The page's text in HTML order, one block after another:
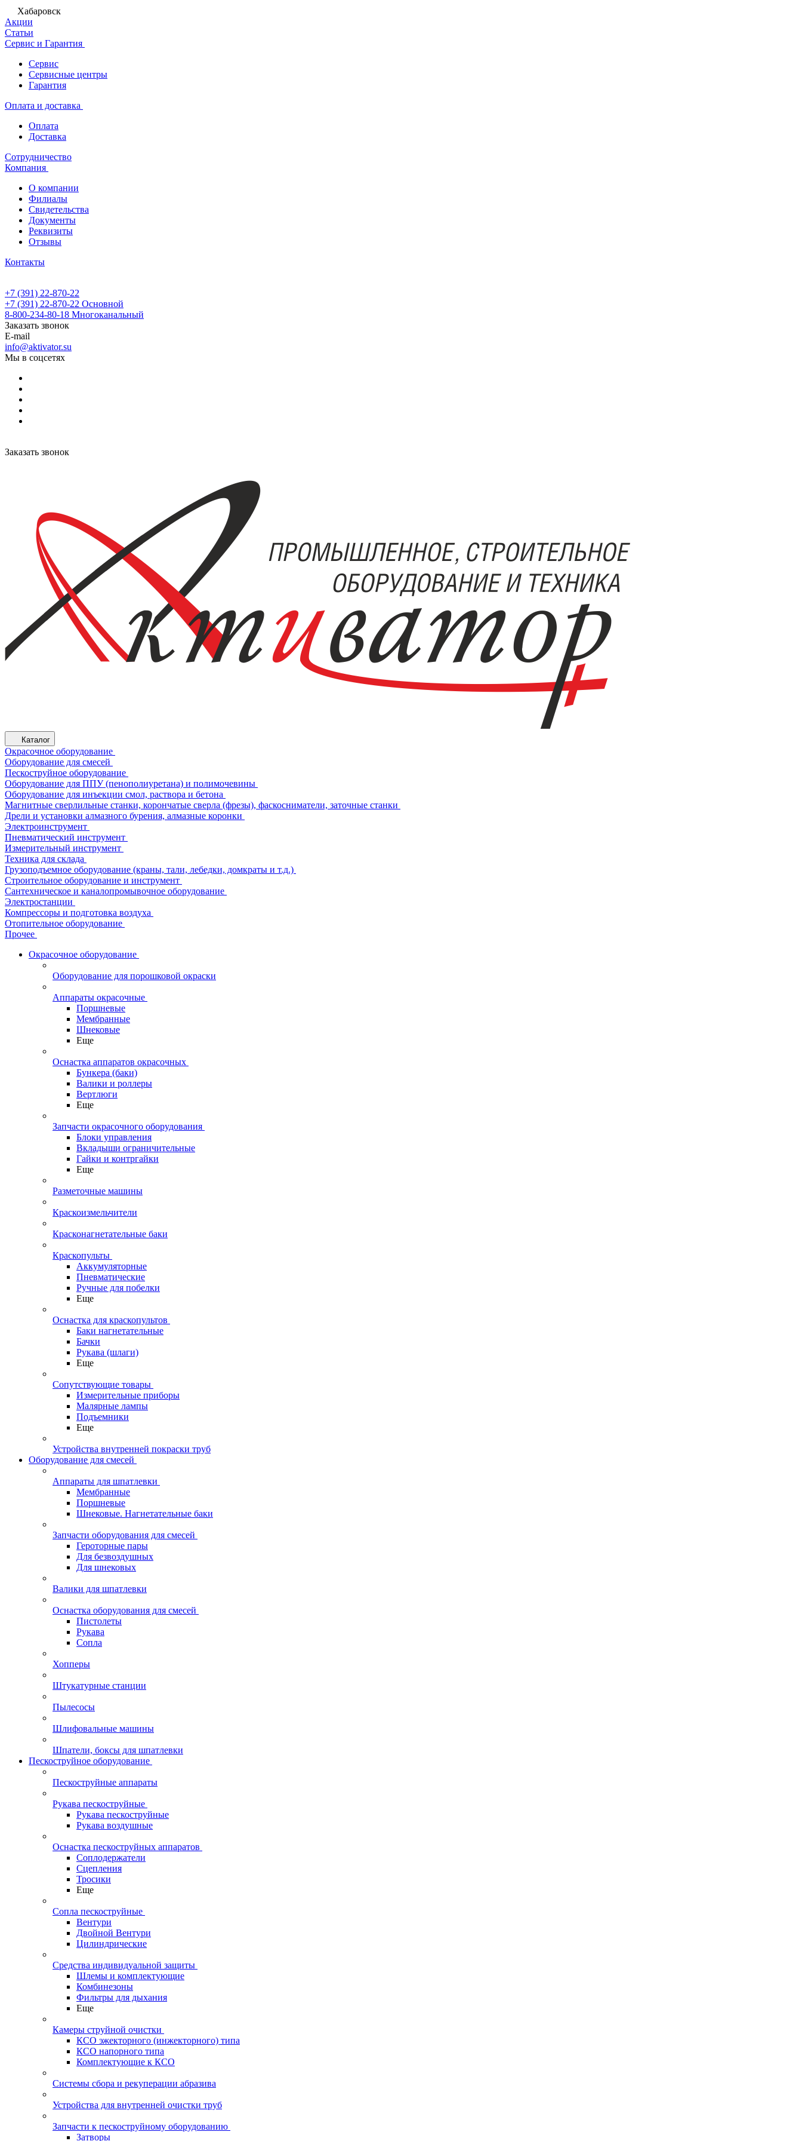
Хабаровск
Акции
Статьи
Сервис и Гарантия
Сервис
Сервисные центры
Гарантия
Оплата и доставка
Оплата
Доставка
Сотрудничество
Компания
О компании
Филиалы
Свидетельства
Документы
Реквизиты
Отзывы
Контакты
+7 (391) 22-870-22
+7 (391) 22-870-22 Основной
8-800-234-80-18 Многоканальный
Заказать звонок
E-mail
info@aktivator.su
Мы в соцсетях
Заказать звонок
Каталог
Окрасочное оборудование
Оборудование для смесей
Пескоструйное оборудование
Оборудование для ППУ (пенополиуретана) и полимочевины
Оборудование для инъекции смол, раствора и бетона
Магнитные сверлильные станки, корончатые сверла (фрезы), фаскосниматели, заточные станки
Дрели и установки алмазного бурения, алмазные коронки
Электроинструмент
Пневматический инструмент
Измерительный инструмент
Техника для склада
Грузоподъемное оборудование (краны, тали, лебедки, домкраты и т.д.)
Строительное оборудование и инструмент
Сантехническое и каналопромывочное оборудование
Электростанции
Компрессоры и подготовка воздуха
Отопительное оборудование
Прочее
Окрасочное оборудование
Оборудование для порошковой окраски
Аппараты окрасочные
Поршневые
Мембранные
Шнековые
Еще
Оснастка аппаратов окрасочных
Бункера (баки)
Валики и роллеры
Вертлюги
Еще
Запчасти окрасочного оборудования
Блоки управления
Вкладыши ограничительные
Гайки и контргайки
Еще
Разметочные машины
Краскоизмельчители
Красконагнетательные баки
Краскопульты
Аккумуляторные
Пневматические
Ручные для побелки
Еще
Оснастка для краскопультов
Баки нагнетательные
Бачки
Рукава (шлаги)
Еще
Сопутствующие товары
Измерительные приборы
Малярные лампы
Подъемники
Еще
Устройства внутренней покраски труб
Оборудование для смесей
Аппараты для шпатлевки
Мембранные
Поршневые
Шнековые. Нагнетательные баки
Запчасти оборудования для смесей
Героторные пары
Для безвоздушных
Для шнековых
Валики для шпатлевки
Оснастка оборудования для смесей
Пистолеты
Рукава
Сопла
Хопперы
Штукатурные станции
Пылесосы
Шлифовальные машины
Шпатели, боксы для шпатлевки
Пескоструйное оборудование
Пескоструйные аппараты
Рукава пескоструйные
Рукава пескоструйные
Рукава воздушные
Оснастка пескоструйных аппаратов
Соплодержатели
Сцепления
Тросики
Еще
Сопла пескоструйные
Вентури
Двойной Вентури
Цилиндрические
Средства индивидуальной защиты
Шлемы и комплектующие
Комбинезоны
Фильтры для дыхания
Еще
Камеры струйной очистки
КСО эжекторного (инжекторного) типа
КСО напорного типа
Комплектующие к КСО
Системы сбора и рекуперации абразива
Устройства для внутренней очистки труб
Запчасти к пескоструйному оборудованию
Затворы